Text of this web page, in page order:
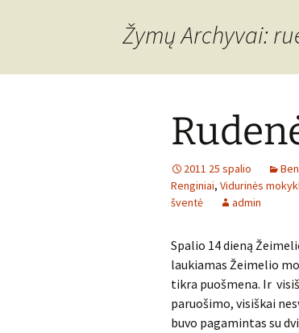
Žymų Archyvai:
2011 25 spalio
Renginiai, Vidurinės
šventė
admin
Spalio 14 dieną
laukiamas Žeimelio
tikra puošmena. Ir
paruošimo, visiškai
buvo pagamintas su